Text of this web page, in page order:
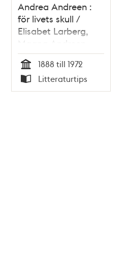
Andrea Andreen :
för livets skull /
Elisabet Larberg,
Magna Andreen
Sachs
Tid
1888 till 1972
Typ
Litteraturtips